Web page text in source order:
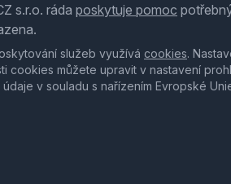
s.r.o. ráda poskytuje pomoc
služeb využívá cookies.
cookies můžete upravit v nastavení
v souladu s nařízením Evropské